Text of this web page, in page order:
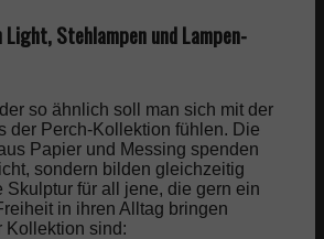
Stehlampen und Lampen-
so ähnlich soll man sich mit der
der Perch-Kollektion fühlen. Die
Papier und Messing spenden
sondern bilden gleichzeitig
Skulptur für all jene, die gern ein
in ihren Alltag bringen
Kollektion sind: